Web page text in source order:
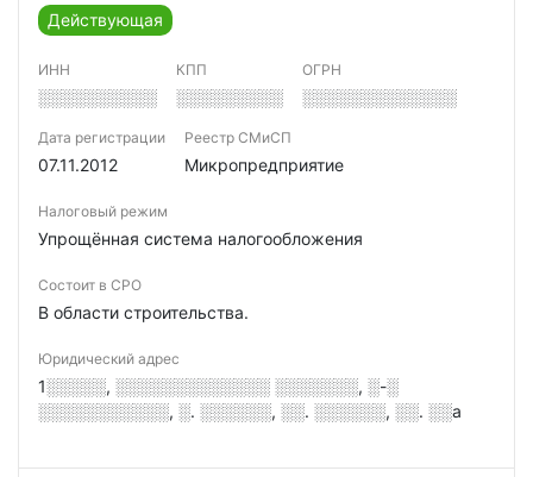
Действующая
ИНН
░░░░░░░░░░
КПП
░░░░░░░░░
ОГРН
░░░░░░░░░░░░░
Дата регистрации
07.11.2012
Реестр СМиСП
Микропредприятие
Налоговый режим
Упрощённая система налогообложения
Состоит в СРО
В области строительства.
Юридический адрес
1░░░░░, ░░░░░░░░░░░░░ ░░░░░░░, ░-░
░░░░░░░░░░░, ░. ░░░░░░, ░░. ░░░░░░, ░░. ░░а